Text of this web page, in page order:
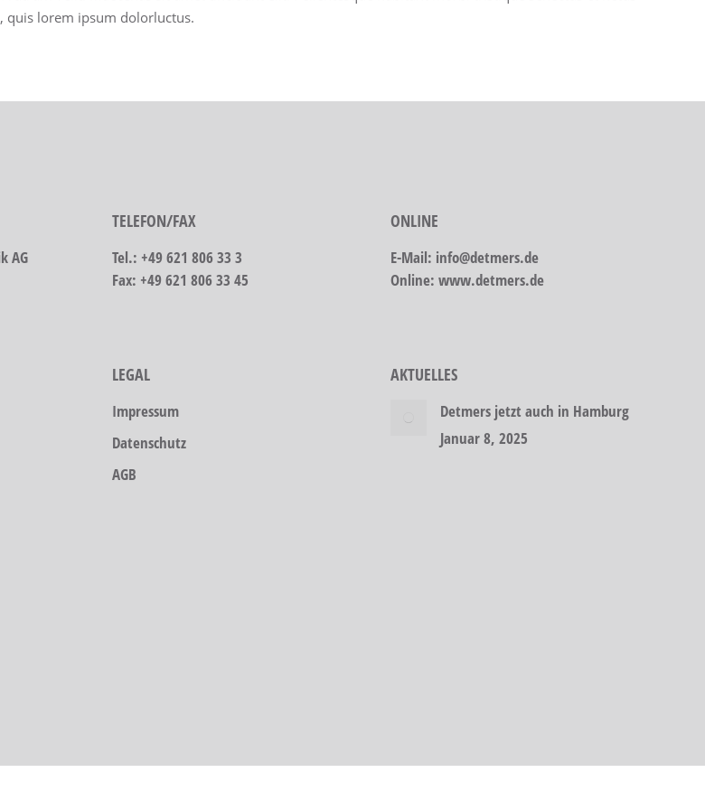
quis lorem ipsum dolorluctus.
AG
TELEFON/FAX
Tel.: +49 621 806 33 3
Fax: +49 621 806 33 45
ONLINE
E-Mail: info@detmers.de
Online: www.detmers.de
LEGAL
Impressum
Datenschutz
AGB
AKTUELLES
Detmers jetzt auch in Hamburg
Januar 8, 2025